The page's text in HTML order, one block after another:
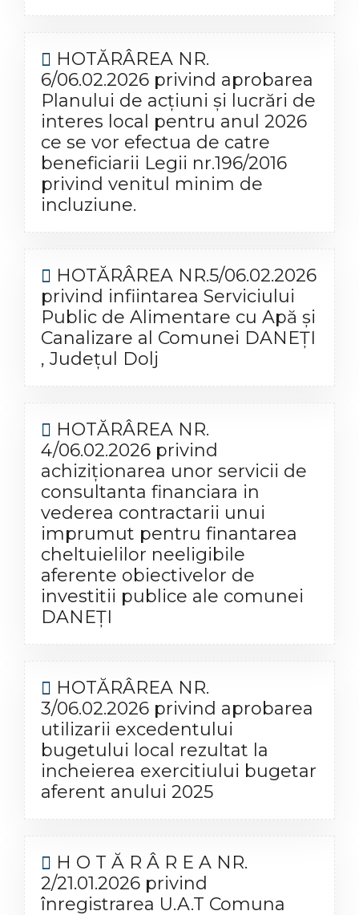
HOTĂRÂREA NR.
6/06.02.2026 privind aprobarea
Planului de acţiuni şi lucrări de
interes local pentru anul 2026
ce se vor efectua de catre
beneficiarii Legii nr.196/2016
privind venitul minim de
incluziune.
HOTĂRÂREA NR.5/06.02.2026
privind infiintarea Serviciului
Public de Alimentare cu Apă și
Canalizare al Comunei DANEȚI
, Judeţul Dolj
HOTĂRÂREA NR.
4/06.02.2026 privind
achiziţionarea unor servicii de
consultanta financiara in
vederea contractarii unui
imprumut pentru finantarea
cheltuielilor neeligibile
aferente obiectivelor de
investitii publice ale comunei
DANEȚI
HOTĂRÂREA NR.
3/06.02.2026 privind aprobarea
utilizarii excedentului
bugetului local rezultat la
incheierea exercitiului bugetar
aferent anului 2025
H O T Ă R Â R E A NR.
2/21.01.2026 privind
înregistrarea U.A.T Comuna